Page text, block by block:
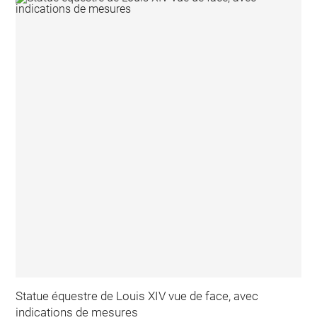
Statue équestre de Louis XIV vue de face, avec
indications de mesures